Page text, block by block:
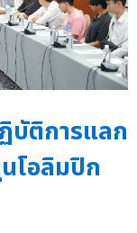
บัติการแลก
โอลิมปิก